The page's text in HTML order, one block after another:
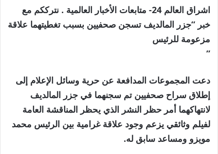
اشراق العالم 24- متابعات الأخبار العالمية . نترككم مع
خبر “جزر المالديف تسجن صحفيين بسبب تغطيتهما علاقة
مزعومة للرئيس
”
دعت المجموعات المدافعة عن حرية وسائل الإعلام إلى
إطلاق سراح صحفيين تم سجنهما في جزر المالديف
لانتهاكهما أمر حظر النشر الذي يحظر المناقشة العامة
لفيلم وثائقي يزعم وجود علاقة غرامية بين الرئيس محمد
مويزو ومساعد سابق له.